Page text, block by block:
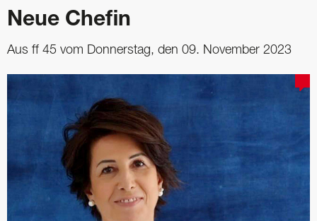
Neue Chefin
Aus ff 45 vom Donnerstag, den 09. November 2023